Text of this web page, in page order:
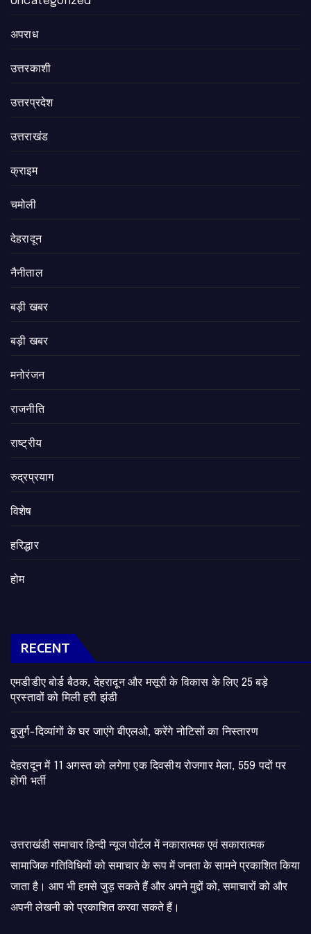
अपराध
उत्तरकाशी
उत्तरप्रदेश
उत्तराखंड
क्राइम
चमोली
देहरादून
नैनीताल
बड़ी खबर
बड़ी खबर
मनोरंजन
राजनीति
राष्ट्रीय
रुद्रप्रयाग
विशेष
हरिद्धार
होम
RECENT
एमडीडीए बोर्ड बैठक, देहरादून और मसूरी के विकास के लिए 25 बड़े
प्रस्तावों को मिली हरी झंडी
बुजुर्ग-दिव्यांगों के घर जाएंगे बीएलओ, करेंगे नोटिसों का निस्तारण
​देहरादून में 11 अगस्त को लगेगा एक दिवसीय रोजगार मेला, 559 पदों पर
होगी भर्ती
उत्तराखंडी समाचार हिन्दी न्यूज पोर्टल में नकारात्मक एवं सकारात्मक
सामाजिक गतिविधियों को समाचार के रूप में जनता के सामने प्रकाशित किया
जाता है। आप भी हमसे जुड़ सकते हैं और अपने मुद्दों को, समाचारों को और
अपनी लेखनी को प्रकाशित करवा सकते हैं।